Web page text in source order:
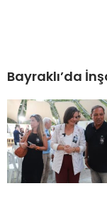
Bayraklı’da